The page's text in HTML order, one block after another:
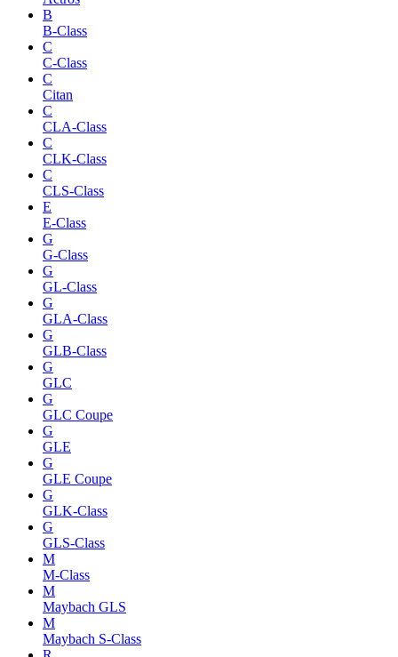
B
B-Class
C
C-Class
C
Citan
C
CLA-Class
C
CLK-Class
C
CLS-Class
E
E-Class
G
G-Class
G
GL-Class
G
GLA-Class
G
GLB-Class
G
GLC
G
GLC Coupe
G
GLE
G
GLE Coupe
G
GLK-Class
G
GLS-Class
M
M-Class
M
Maybach GLS
M
Maybach S-Class